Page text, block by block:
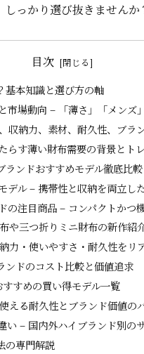
しっかり選び抜きませんか
目次
基本知識と選び方の軸
市場動向 – 「薄さ」「メンズ
収納力、素材、耐久性、ブラ
らす薄い財布需要の背景とト
ランドおすすめモデル徹底比較
デル – 携帯性と収納を両立し
の注目商品 – コンパクトかつ
や三つ折りミニ財布の新作紹
力・使いやすさ・耐久性をリ
ンドのコスト比較と価値追求
すめの買い得モデル一覧
える耐久性とブランド価値の
い – 国内外ハイブランド別の
の専門解説